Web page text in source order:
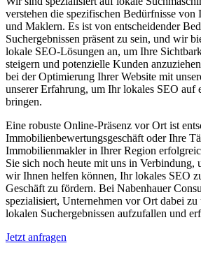
verstehen die spezifischen Bedürfnisse
und Maklern. Es ist von entscheidender
Suchergebnissen präsent zu sein, und wir
lokale SEO-Lösungen an, um Ihre
steigern und potenzielle Kunden
bei der Optimierung Ihrer Website mit
unserer Erfahrung, um Ihr lokales SEO auf
bringen.
Eine robuste Online-Präsenz vor Ort ist
Immobilienbewertungsgeschäft oder Ihre
Immobilienmakler in Ihrer Region
Sie sich noch heute mit uns in Verbindung,
wir Ihnen helfen können, Ihr lokales SEO
Geschäft zu fördern. Bei Nabenhauer
spezialisiert, Unternehmen vor Ort dabei zu
lokalen Suchergebnissen aufzufallen und
Jetzt anfragen